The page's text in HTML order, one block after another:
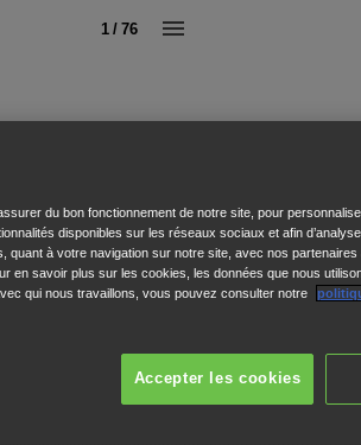
1 / 76
du bon fonctionnement de notre site, pour
disponibles sur les réseaux sociaux et afin
quant à votre navigation sur notre site, avec nos partenaires
en savoir plus sur les cookies, les données que nous
qui nous travaillons, vous pouvez consulter notre
Accepter les cookies